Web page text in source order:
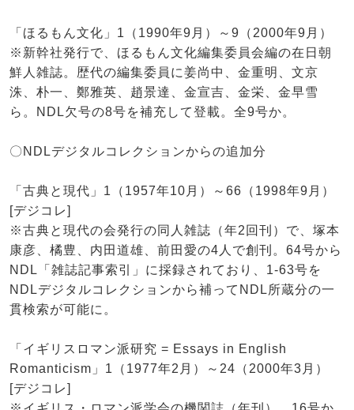
「ほるもん文化」1（1990年9月）～9（2000年9月）
※新幹社発行で、ほるもん文化編集委員会編の在日朝
鮮人雑誌。歴代の編集委員に姜尚中、金重明、文京
洙、朴一、鄭雅英、趙景達、金宣吉、金栄、金早雪
ら。NDL欠号の8号を補充して登載。全9号か。
〇NDLデジタルコレクションからの追加分
「古典と現代」1（1957年10月）～66（1998年9月）
[デジコレ]
※古典と現代の会発行の同人雑誌（年2回刊）で、塚本
康彦、橘豊、内田道雄、前田愛の4人で創刊。64号から
NDL「雑誌記事索引」に採録されており、1-63号を
NDLデジタルコレクションから補ってNDL所蔵分の一
貫検索が可能に。
「イギリスロマン派研究 = Essays in English
Romanticism」1（1977年2月）～24（2000年3月）
[デジコレ]